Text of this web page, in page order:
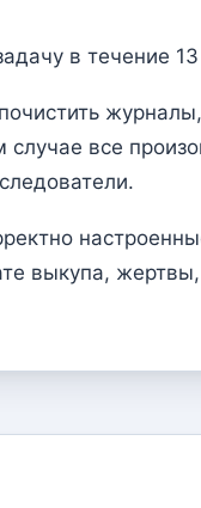
в течение
все
выкупа,